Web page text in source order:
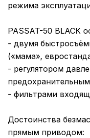
режима
PASSAT-50 BLACK
- двумя
(«мама»,
- регулятором
- фильтрами
Достоинства
прямым приводом: